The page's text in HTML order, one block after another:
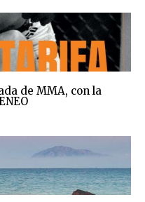
de MMA, con la